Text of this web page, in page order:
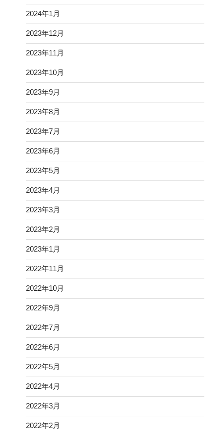
2024年1月
2023年12月
2023年11月
2023年10月
2023年9月
2023年8月
2023年7月
2023年6月
2023年5月
2023年4月
2023年3月
2023年2月
2023年1月
2022年11月
2022年10月
2022年9月
2022年7月
2022年6月
2022年5月
2022年4月
2022年3月
2022年2月